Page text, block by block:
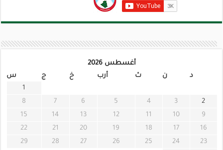
أغسطس 2026
د
ن ث أرب خ ج
س
1
2
3
4
5
6
7
8
9
10
11
12
13
14
15
16
17
18
19
20
21
22
23
24
25
26
27
28
29